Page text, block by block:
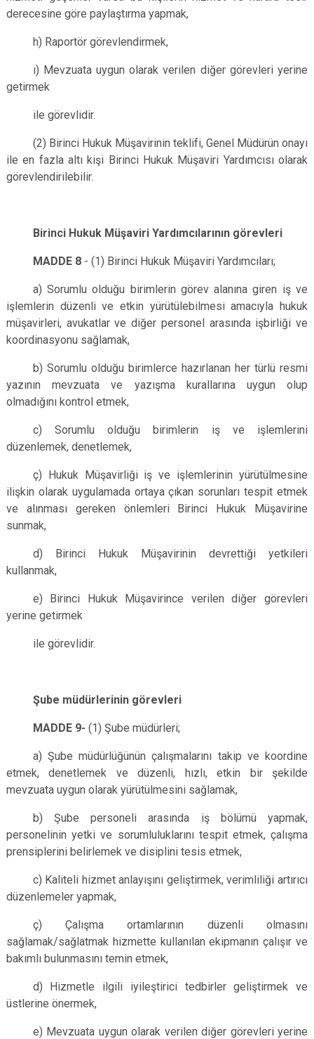
derecesine göre paylaştırma yapmak,
h) Raportör görevlendirmek,
ı) Mevzuata uygun olarak verilen diğer görevleri yerine
getirmek
ile görevlidir.
(2) Birinci Hukuk Müşavirinin teklifi, Genel Müdürün onayı
ile en fazla altı kişi Birinci Hukuk Müşaviri Yardımcısı olarak
görevlendirilebilir.
Birinci Hukuk Müşaviri Yardımcılarının görevleri
MADDE 8- (1) Birinci Hukuk Müşaviri Yardımcıları;
a) Sorumlu olduğu birimlerin görev alanına giren iş ve
işlemlerin düzenli ve etkin yürütülebilmesi amacıyla hukuk
müşavirleri, avukatlar ve diğer personel arasında işbirliği ve
koordinasyonu sağlamak,
b) Sorumlu olduğu birimlerce hazırlanan her türlü resmi
yazının mevzuata ve yazışma kurallarına uygun olup
olmadığını kontrol etmek,
c) Sorumlu olduğu birimlerin iş ve işlemlerini
düzenlemek, denetlemek,
ç) Hukuk Müşavirliği iş ve işlemlerinin yürütülmesine
ilişkin olarak uygulamada ortaya çıkan sorunları tespit etmek
ve alınması gereken önlemleri Birinci Hukuk Müşavirine
sunmak,
d) Birinci Hukuk Müşavirinin devrettiği yetkileri
kullanmak,
e) Birinci Hukuk Müşavirince verilen diğer görevleri
yerine getirmek
ile görevlidir.
Şube müdürlerinin görevleri
MADDE 9- (1) Şube müdürleri;
a) Şube müdürlüğünün çalışmalarını takip ve koordine
etmek, denetlemek ve düzenli, hızlı, etkin bir şekilde
mevzuata uygun olarak yürütülmesini sağlamak,
b) Şube personeli arasında iş bölümü yapmak,
personelinin yetki ve sorumluluklarını tespit etmek, çalışma
prensiplerini belirlemek ve disiplini tesis etmek,
c) Kaliteli hizmet anlayışını geliştirmek, verimliliği artırıcı
düzenlemeler yapmak,
ç) Çalışma ortamlarının düzenli olmasını
sağlamak/sağlatmak hizmette kullanılan ekipmanın çalışır ve
bakımlı bulunmasını temin etmek,
d) Hizmetle ilgili iyileştirici tedbirler geliştirmek ve
üstlerine önermek,
e) Mevzuata uygun olarak verilen diğer görevleri yerine